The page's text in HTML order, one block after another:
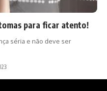
para ficar atento!
séria e não deve ser